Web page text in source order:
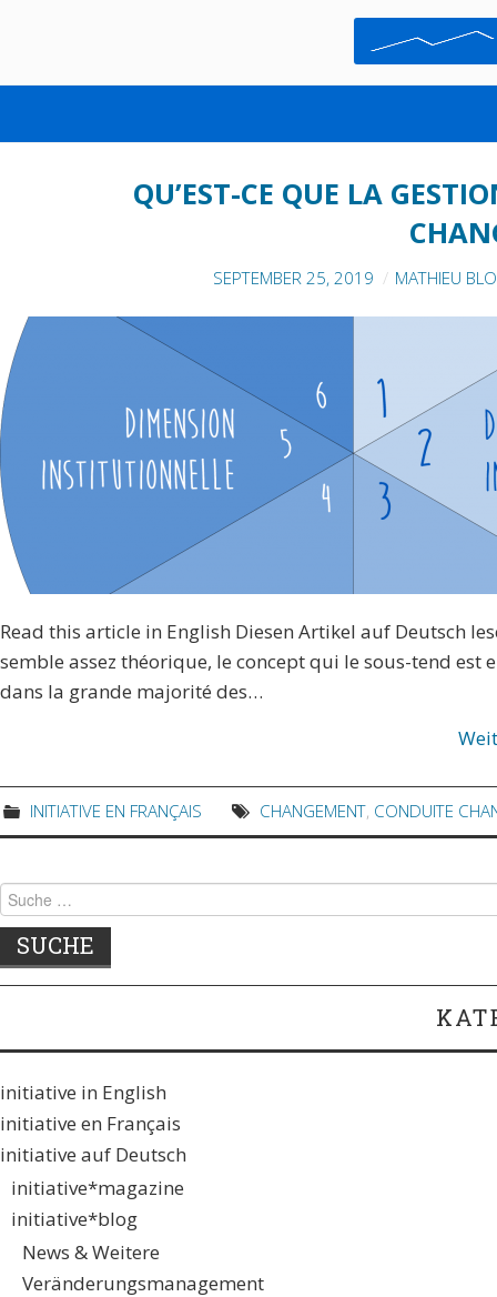
QU’EST-CE QUE LA
SEPTEMBER 25, 2019 MATHIEU
Read this article in English Diesen Artikel auf Deutsch
semble assez théorique, le concept qui le sous-tend est
dans la grande majorité des…
INITIATIVE EN FRANÇAIS CHANGEMENT, CONDUITE
Suche nach:
initiative in English
initiative en Français
initiative auf Deutsch
initiative*magazine
initiative*blog
News & Weitere
Veränderungsmanagement